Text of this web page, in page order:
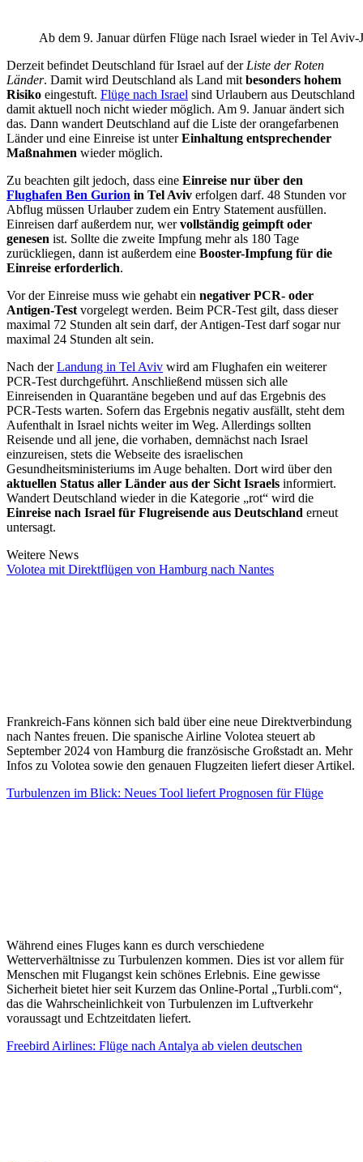
Ab dem 9. Januar dürfen Flüge nach Israel wieder in Tel Aviv-
Derzeit befindet Deutschland für Israel auf der Liste der Roten
Länder. Damit wird Deutschland als Land mit besonders hohem
Risiko eingestuft. Flüge nach Israel sind Urlaubern aus Deutschland
damit aktuell noch nicht wieder möglich. Am 9. Januar ändert sich
das. Dann wandert Deutschland auf die Liste der orangefarbenen
Länder und eine Einreise ist unterEinhaltung entsprechender
Maßnahmen wieder möglich.
Zu beachten gilt jedoch, dass eine Einreise nur über den
Flughafen Ben Gurion in Tel Aviv erfolgen darf. 48 Stunden vor
Abflug müssen Urlauber zudem ein Entry Statement ausfüllen.
Einreisen darf außerdem nur, wervollständig geimpft oder
genesen ist. Sollte die zweite Impfung mehr als 180 Tage
zurückliegen, dann ist außerdem eine Booster-Impfung für die
Einreise erforderlich.
Vor der Einreise muss wie gehabt ein negativer PCR- oder
Antigen-Test vorgelegt werden. Beim PCR-Test gilt, dass dieser
maximal 72 Stunden alt sein darf, der Antigen-Test darf sogar nur
maximal 24 Stunden alt sein.
Nach derLandung in Tel Aviv wird am Flughafen ein weiterer
PCR-Test durchgeführt. Anschließend müssen sich alle
Einreisenden in Quarantäne begeben und auf das Ergebnis des
PCR-Tests warten. Sofern das Ergebnis negativ ausfällt, steht dem
Aufenthalt in Israel nichts weiter im Weg. Allerdings sollten
Reisende und all jene, die vorhaben, demnächst nach Israel
einzureisen, stets die Webseite des israelischen
Gesundheitsministeriums im Auge behalten. Dort wird über den
aktuellen Status aller Länder aus der Sicht Israels informiert.
Wandert Deutschland wieder in die Kategorie „rot“ wird die
Einreise nach Israel für Flugreisende aus Deutschland erneut
untersagt.
Weitere News
Volotea mit Direktflügen von Hamburg nach Nantes
Frankreich-Fans können sich bald über eine neue Direktverbindung
nach Nantes freuen. Die spanische Airline Volotea steuert ab
September 2024 von Hamburg die französische Großstadt an. Mehr
Infos zu Volotea sowie den genauen Flugzeiten liefert dieser Artikel.
Turbulenzen im Blick: Neues Tool liefert Prognosen für Flüge
Während eines Fluges kann es durch verschiedene
Wetterverhältnisse zu Turbulenzen kommen. Dies ist vor allem für
Menschen mit Flugangst kein schönes Erlebnis. Eine gewisse
Sicherheit bietet hier seit Kurzem das Online-Portal „Turbli.com“,
das die Wahrscheinlichkeit von Turbulenzen im Luftverkehr
voraussagt und Echtzeitdaten liefert.
Freebird Airlines: Flüge nach Antalya ab vielen deutschen